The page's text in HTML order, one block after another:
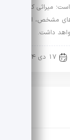
میراثی که
مشخص، امکان
داشت.
17 دی 1404